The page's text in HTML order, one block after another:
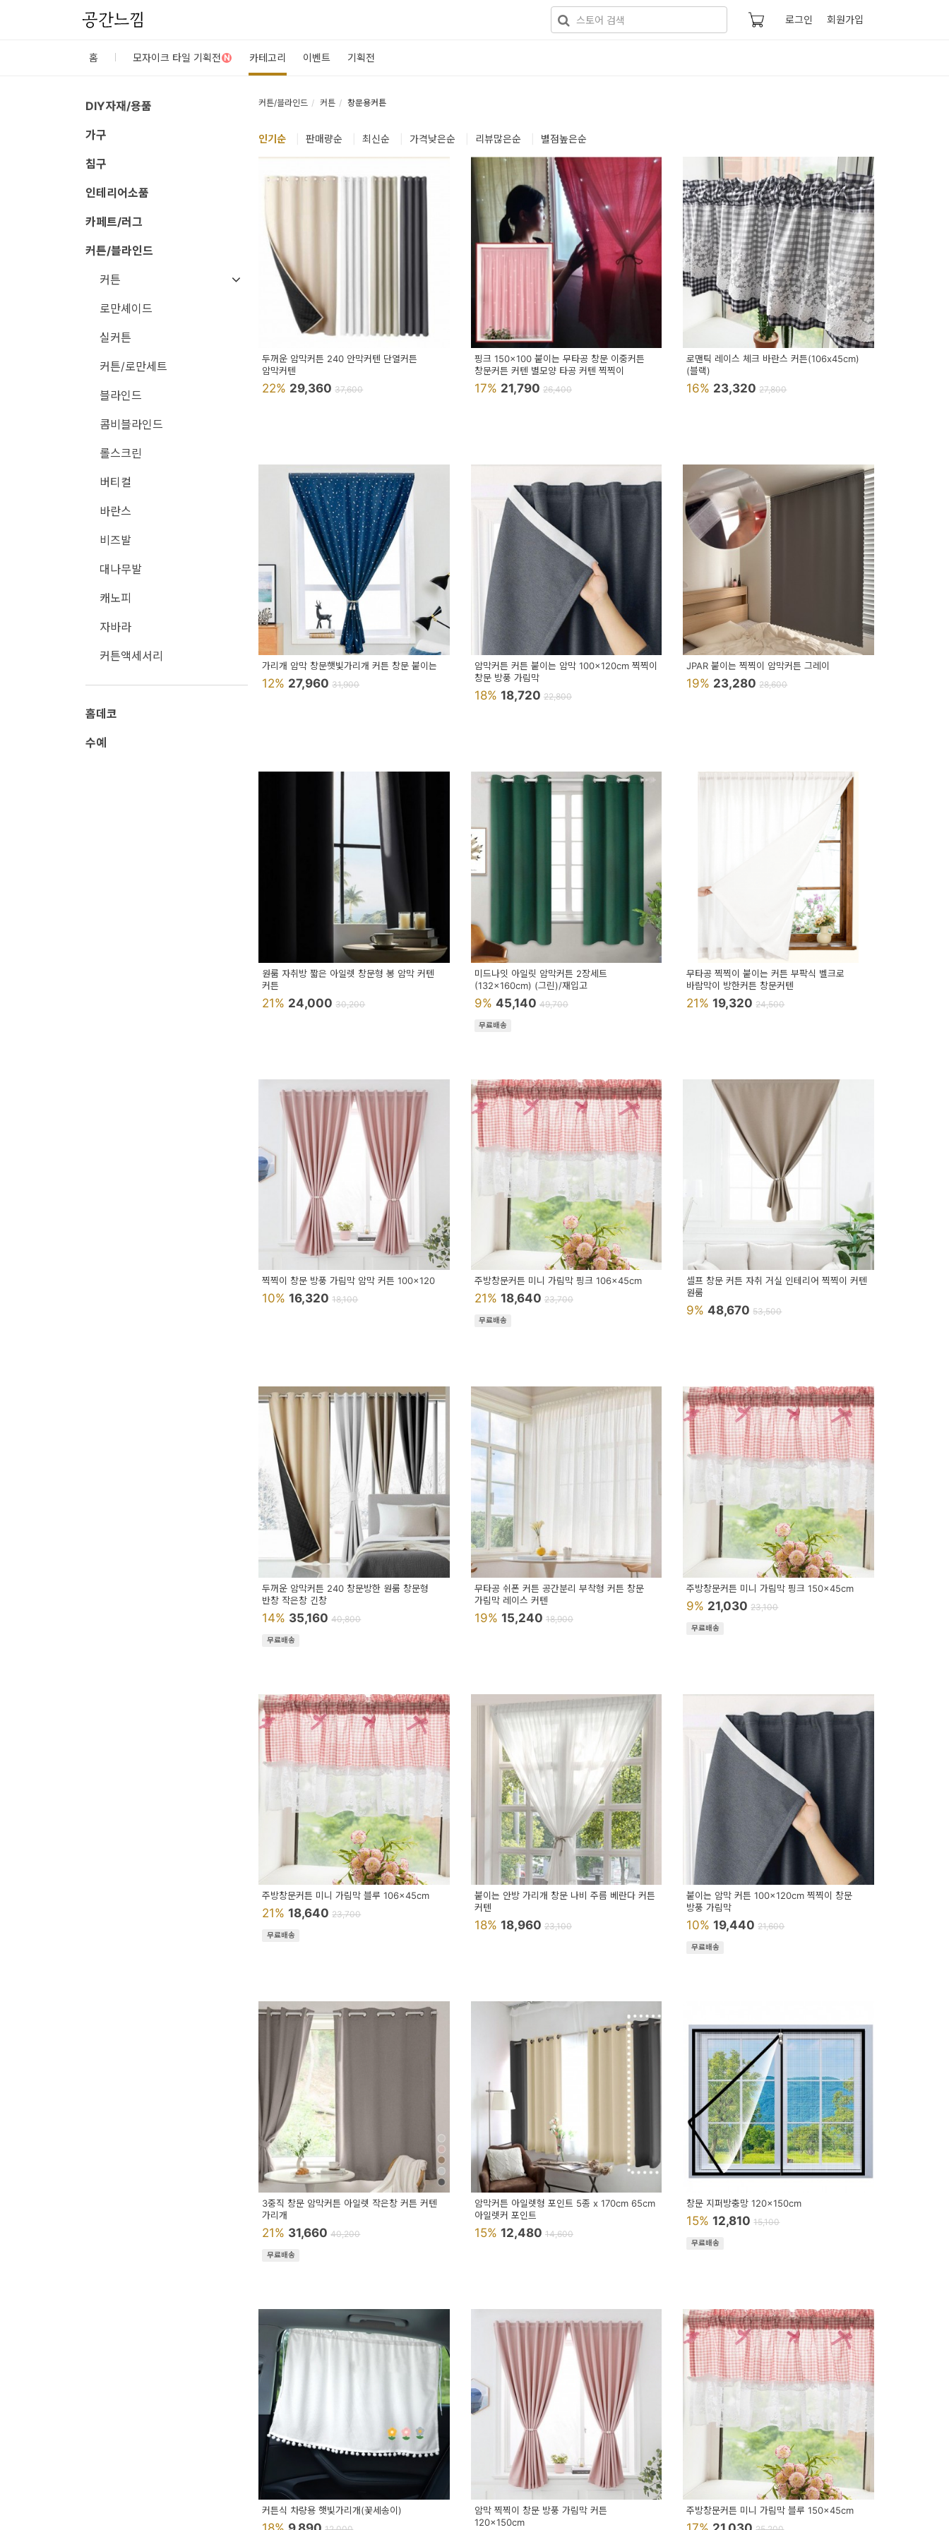
로그인 회원가입
홈 모자이크 타일 기획전 N 카테고리 이벤트 기획전
DIY자재/용품
가구
침구
인테리어소품
카페트/러그
커튼/블라인드
커튼
로만셰이드
실커튼
커튼/로만세트
블라인드
콤비블라인드
롤스크린
버티컬
바란스
비즈발
대나무발
캐노피
자바라
커튼액세서리
홈데코
수예
커튼/블라인드 커튼 창문용커튼
인기순 판매량순 최신순 가격낮은순 리뷰많은순 별점높은순
두꺼운 암막커튼 240 안막커텐 단열커튼
암막커텐
22% 29,36037,600
핑크 150x100 붙이는 무타공 창문 이중커튼
창문커튼 커텐 별모양 타공 커텐 찍찍이
17% 21,790 26,400
로맨틱 레이스 체크 바란스 커튼(106x45cm)
(블랙)
16% 23,32027,800
가리개 암막 창문햇빛가리개 커튼 창문 붙이는
12% 27,96031,900
암막커튼 커튼 붙이는 암막 100x120cm 찍찍이
창문 방풍 가림막
18% 18,720 22,800
JPAR 붙이는 찍찍이 암막커튼 그레이
19% 23,28028,600
원룸 자취방 짧은 아일렛 창문형 봉 암막 커텐
커튼
21% 24,00030,200
미드나잇 아일릿 암막커튼 2장세트
(132x160cm) (그린)/재입고
9% 45,140 49,700
무료배송
무타공 찍찍이 붙이는 커튼 부팍식 벨크로
바람막이 방한커튼 창문커텐
21%19,32024,500
찍찍이 창문 방풍 가림막 암막 커튼 100x120
10%16,32018,100
주방창문커튼 미니 가림막 핑크 106x45cm
21% 18,640 23,700
무료배송
셀프 창문 커튼 자취 거실 인테리어 찍찍이 커텐
원룸
9%48,67053,500
두꺼운 암막커튼 240 창문방한 원룸 창문형
반창 작은창 긴창
14% 35,16040,800
무료배송
무타공 쉬폰 커튼 공간분리 부착형 커튼 창문
가림막 레이스 커텐
19% 15,240 18,900
주방창문커튼 미니 가림막 핑크 150x45cm
9% 21,03023,100
무료배송
주방창문커튼 미니 가림막 블루 106x45cm
21%18,64023,700
무료배송
붙이는 안방 가리개 창문 나비 주름 베란다 커튼
커텐
18% 18,960 23,100
붙이는 암막 커튼 100x120cm 찍찍이 창문
방풍 가림막
10%19,44021,600
무료배송
3중직 창문 암막커튼 아일렛 작은창 커튼 커텐
가리개
21% 31,66040,200
무료배송
암막커튼 아일렛형 포인트 5종 x 170cm 65cm
아일렛커 포인트
15% 12,480 14,600
창문 지퍼방충망 120x150cm
15%12,81015,100
무료배송
커튼식 차량용 햇빛가리개(꽃세송이)
암막 찍찍이 창문 방풍 가림막 커튼
120x150cm
주방창문커튼 미니 가림막 블루 150x45cm